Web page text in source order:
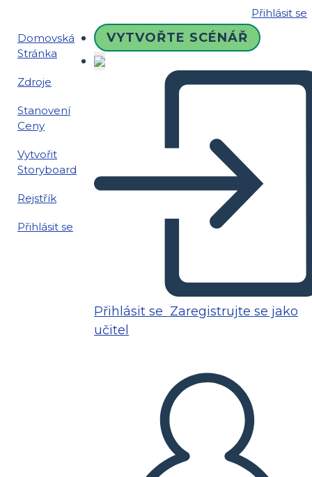
Přihlásit se
Domovská
Stránka
Zdroje
Stanovení
Ceny
Vytvořit
Storyboard
Rejstřík
Přihlásit se
VYTVOŘTE SCÉNÁŘ
Přihlásit se Zaregistrujte se jako
učitel